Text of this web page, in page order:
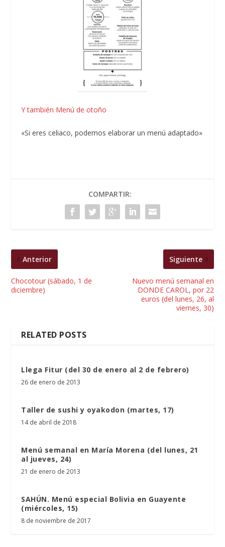
Y también Menú de otoño
«Si eres celiaco, podemos elaborar un menú adaptado»
COMPARTIR:
Anterior
Chocotour (sábado, 1 de
diciembre)
Siguiente
Nuevo menú semanal en
DONDE CAROL, por 22
euros (del lunes, 26, al
viernes, 30)
RELATED POSTS
Llega Fitur (del 30 de enero al 2 de febrero)
26 de enero de 2013
Taller de sushi y oyakodon (martes, 17)
14 de abril de 2018
Menú semanal en María Morena (del lunes, 21
al jueves, 24)
21 de enero de 2013
SAHÚN. Menú especial Bolivia en Guayente
(miércoles, 15)
8 de noviembre de 2017